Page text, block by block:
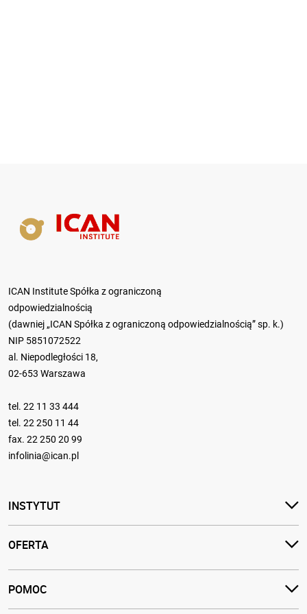
ICAN Institute Spółka z ograniczoną
odpowiedzialnością
(dawniej „ICAN Spółka z ograniczoną odpowiedzialnością” sp. k.)
NIP 5851072522
al. Niepodległości 18,
02-653 Warszawa
tel. 22 11 33 444
tel. 22 250 11 44
fax. 22 250 20 99
infolinia@ican.pl
INSTYTUT
OFERTA
POMOC